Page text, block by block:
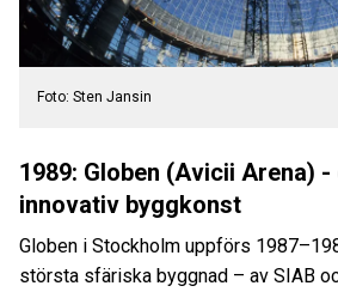
Foto: Sten Jansin
1989: Globen (Avicii Arena)
innovativ byggkonst
Globen i Stockholm uppförs
största sfäriska byggnad – av SIAB